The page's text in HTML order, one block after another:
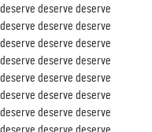
deserve deserve
deserve deserve
deserve deserve
deserve deserve
deserve deserve
deserve deserve
deserve deserve